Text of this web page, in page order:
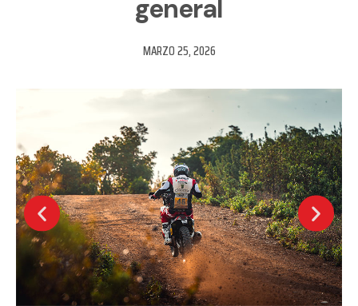
general
MARZO 25, 2026